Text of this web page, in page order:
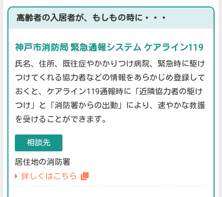
高齢者の入居者が、もしもの時に・・・
神戸市消防局 緊急通報システム ケアライン119
氏名、住所、既往症やかかりつけ病院、緊急時に駆け
つけてくれる協力者などの情報をあらかじめ登録して
おくと、ケアライン119通報時に「近隣協力者の駆け
つけ」と「消防署からの出動」により、速やかな救護
を受けることができます。
相談先
居住地の消防署
詳しくはこちら